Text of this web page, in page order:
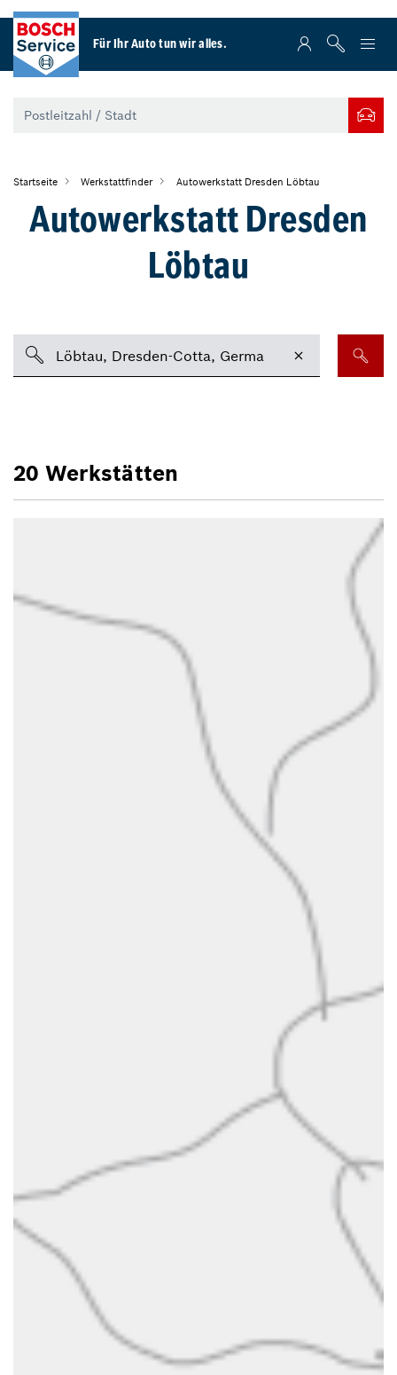
Für Ihr Auto tun wir alles.
Startseite Werkstattfinder Autowerkstatt Dresden Löbtau
Autowerkstatt Dresden
Löbtau